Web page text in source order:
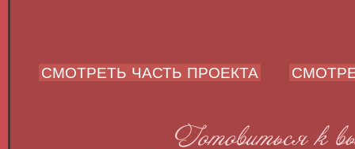
СМОТРЕТЬ ЧАСТЬ ПРОЕКТА